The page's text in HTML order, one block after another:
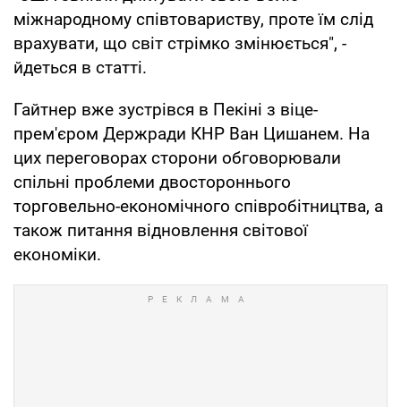
міжнародному співтовариству, проте їм слід
врахувати, що світ стрімко змінюється", -
йдеться в статті.
Гайтнер вже зустрівся в Пекіні з віце-
прем'єром Держради КНР Ван Цишанем. На
цих переговорах сторони обговорювали
спільні проблеми двостороннього
торговельно-економічного співробітництва, а
також питання відновлення світової
економіки.